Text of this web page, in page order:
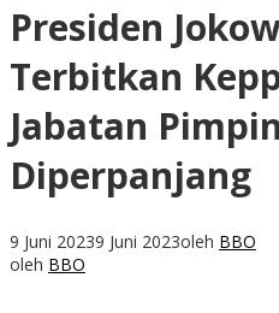
Presiden
Terbitkan
Jabatan
Diperpanjang
9 Juni 20239 Juni 2023oleh BBO
oleh BBO